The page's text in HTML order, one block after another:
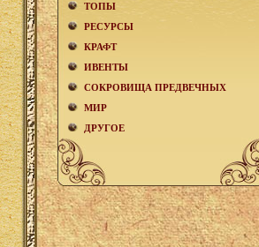
ТОПЫ
РЕСУРСЫ
КРАФТ
ИВЕНТЫ
СОКРОВИЩА ПРЕДВЕЧНЫХ
МИР
ДРУГОЕ